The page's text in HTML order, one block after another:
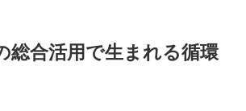
総合活用で生まれる循環